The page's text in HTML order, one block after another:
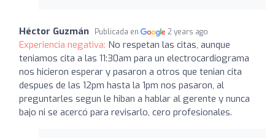
Héctor Guzmán Publicada en 2 years ago
Experiencia negativa: No respetan las citas, aunque
teniamos cita a las 11:30am para un electrocardiograma
nos hicieron esperar y pasaron a otros que tenian cita
despues de las 12pm hasta la 1pm nos pasaron, al
preguntarles segun le hiban a hablar al gerente y nunca
bajo ni se acercó para revisarlo, cero profesionales.